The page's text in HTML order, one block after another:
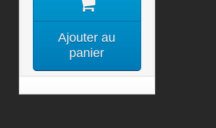
Ajouter au
panier